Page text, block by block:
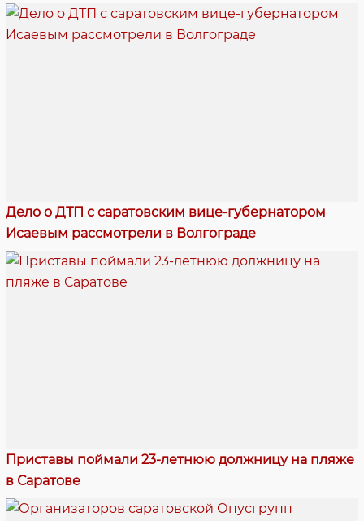
Дело о ДТП с саратовским вице-губернатором
Исаевым рассмотрели в Волгограде
Приставы поймали 23-летнюю должницу на пляже
в Саратове